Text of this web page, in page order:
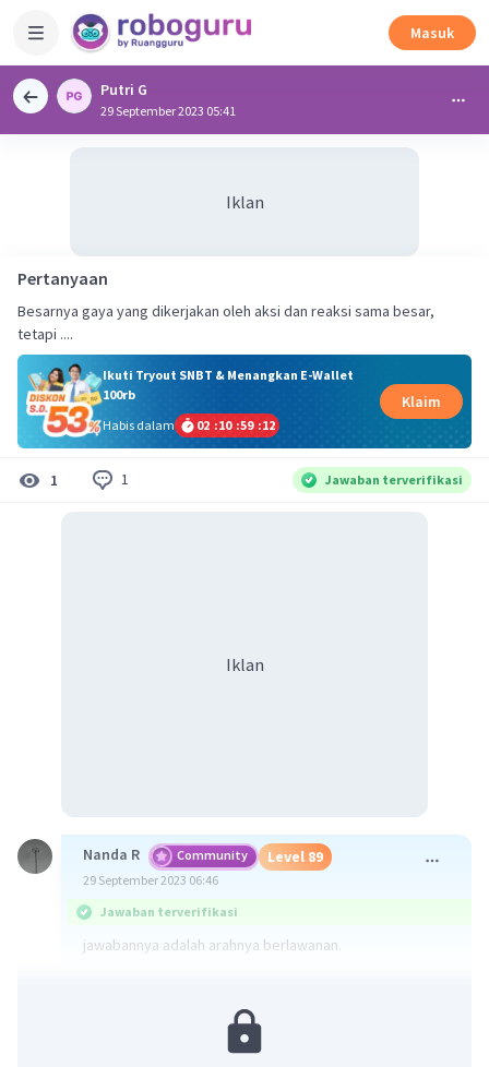
Masuk
Putri G
29 September 2023 05:41
Iklan
Pertanyaan
Besarnya gaya yang dikerjakan oleh aksi dan reaksi sama besar,
tetapi ....
Ikuti Tryout SNBT & Menangkan E-Wallet
100rb
Habis dalam
02 :10 :59 :12
Klaim
1 1 Jawaban terverifikasi
Iklan
Nanda R Community Level 89
29 September 2023 06:46
Jawaban terverifikasi
jawabannya adalah arahnya berlawanan.
sama, arahnya berlawanan, dan bekerja pada benda